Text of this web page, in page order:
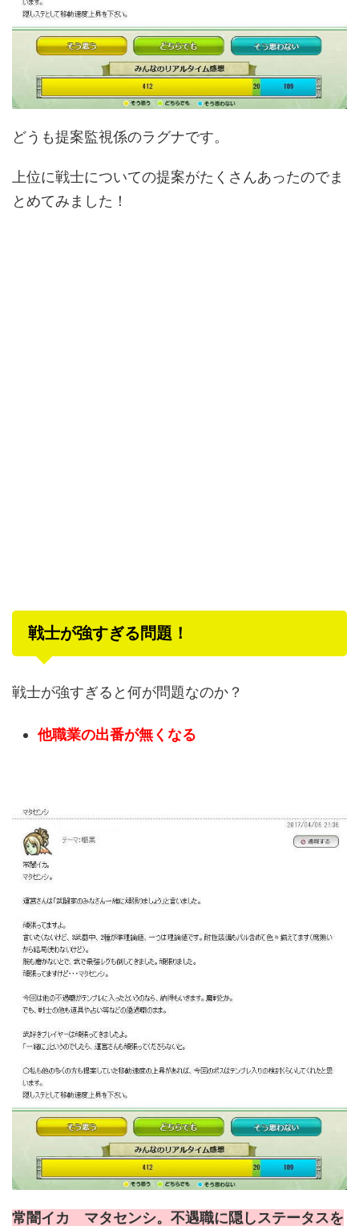
どうも提案監視係のラグナです。
上位に戦士についての提案がたくさんあったのでま
とめてみました！
戦士が強すぎる問題！
戦士が強すぎると何が問題なのか？
他職業の出番が無くなる
常闇イカ マタセンシ。不遇職に隠しステータスを